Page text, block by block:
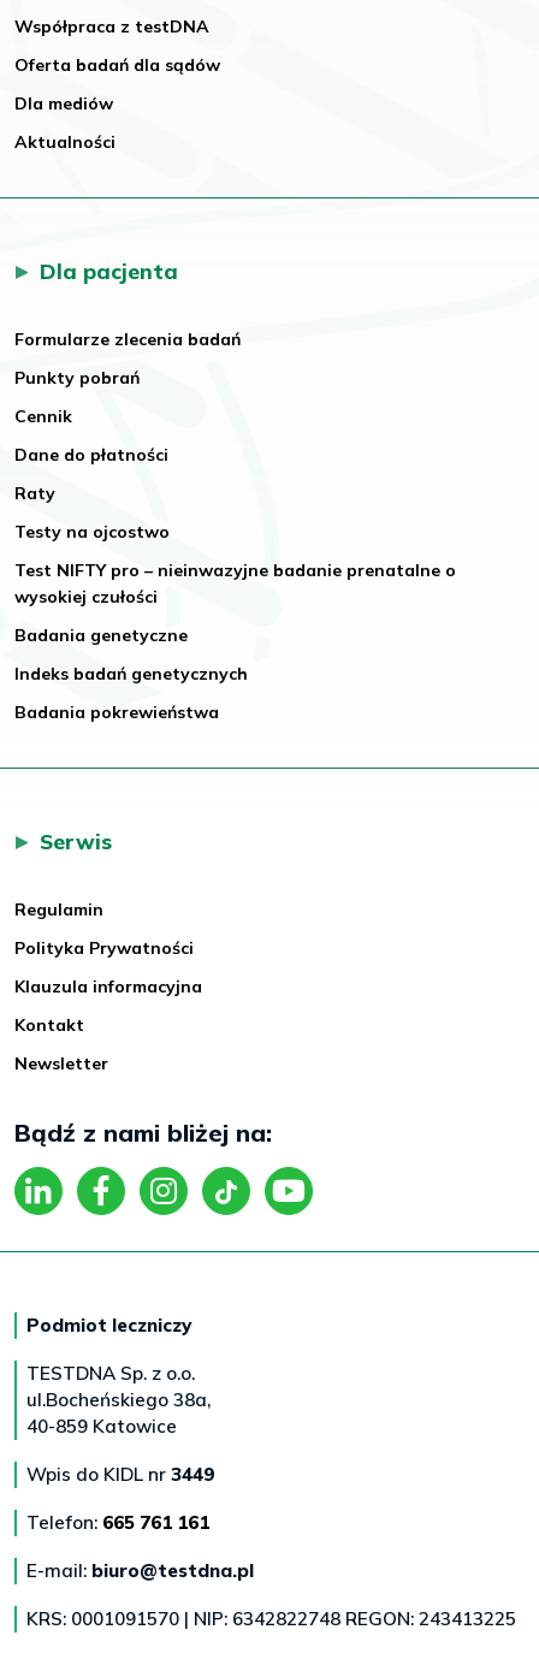
Współpraca z testDNA
Oferta badań dla sądów
Dla mediów
Aktualności
Dla pacjenta
Formularze zlecenia badań
Punkty pobrań
Cennik
Dane do płatności
Raty
Testy na ojcostwo
Test NIFTY pro – nieinwazyjne badanie prenatalne o
wysokiej czułości
Badania genetyczne
Indeks badań genetycznych
Badania pokrewieństwa
Serwis
Regulamin
Polityka Prywatności
Klauzula informacyjna
Kontakt
Newsletter
Bądź z nami bliżej na:
Podmiot leczniczy
TESTDNA Sp. z o.o.
ul.Bocheńskiego 38a,
40-859 Katowice
Wpis do KIDL nr 3449
Telefon: 665 761 161
E-mail: biuro@testdna.pl
KRS: 0001091570 | NIP: 6342822748 REGON: 243413225